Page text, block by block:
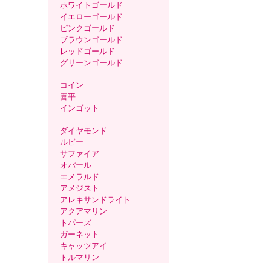
ホワイトゴールド
イエローゴールド
ピンクゴールド
ブラウンゴールド
レッドゴールド
グリーンゴールド
コイン
喜平
インゴット
ダイヤモンド
ルビー
サファイア
オパール
エメラルド
アメジスト
アレキサンドライト
アクアマリン
トパーズ
ガーネット
キャッツアイ
トルマリン